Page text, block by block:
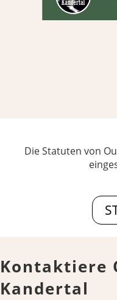
Die Statuten von
Kontaktiere
Kandertal